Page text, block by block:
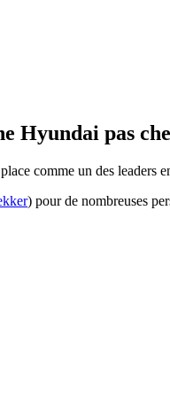
Hyundai pas
comme un des leaders
) pour de nombreuses